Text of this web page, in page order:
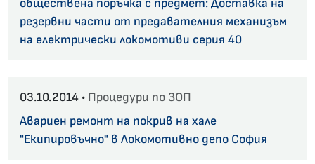
обществена поръчка с предмет: Доставка на
резервни части от предавателния механизъм
на електрически локомотиви серия 40
03.10.2014 • Процедури по ЗОП
Авариен ремонт на покрив на хале
"Екипировъчно" в Локомотивно депо София